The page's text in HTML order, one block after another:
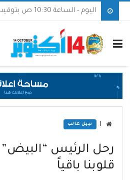
اليوم - الساعة 10:30 ص بتوقيت مدينة عدن
نبيل غالب
رحل الرئيس “البيض”
قلوبنا باقياً